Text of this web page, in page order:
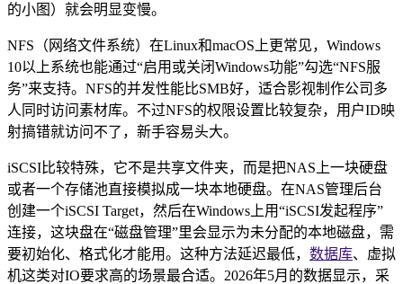
的小图）就会明显变慢。
NFS（网络文件系统）在Linux和macOS上更常见，Windows
10以上系统也能通过“启用或关闭Windows功能”勾选“NFS服
务”来支持。NFS的并发性能比SMB好，适合影视制作公司多
人同时访问素材库。不过NFS的权限设置比较复杂，用户ID映
射搞错就访问不了，新手容易头大。
iSCSI比较特殊，它不是共享文件夹，而是把NAS上一块硬盘
或者一个存储池直接模拟成一块本地硬盘。在NAS管理后台
创建一个iSCSI Target，然后在Windows上用“iSCSI发起程序”
连接，这块盘在“磁盘管理”里会显示为未分配的本地磁盘，需
要初始化、格式化才能用。这种方法延迟最低， 数据库、虚拟
机这类对IO要求高的场景最合适。2026年5月的数据显示，采